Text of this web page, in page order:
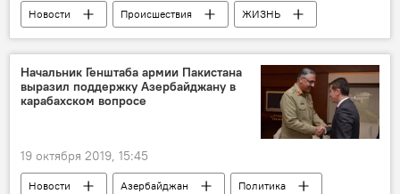
Новости Происшествия
ЖИЗНЬ
Азербайджан
Начальник Генштаба армии Пакистана
выразил поддержку Азербайджану в
карабахском вопросе
19 октября 2019, 15:45
Новости Азербайджан Политика